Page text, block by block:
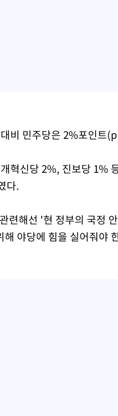
비 민주당은 2%포인트
혁신당 2%, 진보당 1%
다.
련해선 '현 정부의 국정
해 야당에 힘을 실어줘야